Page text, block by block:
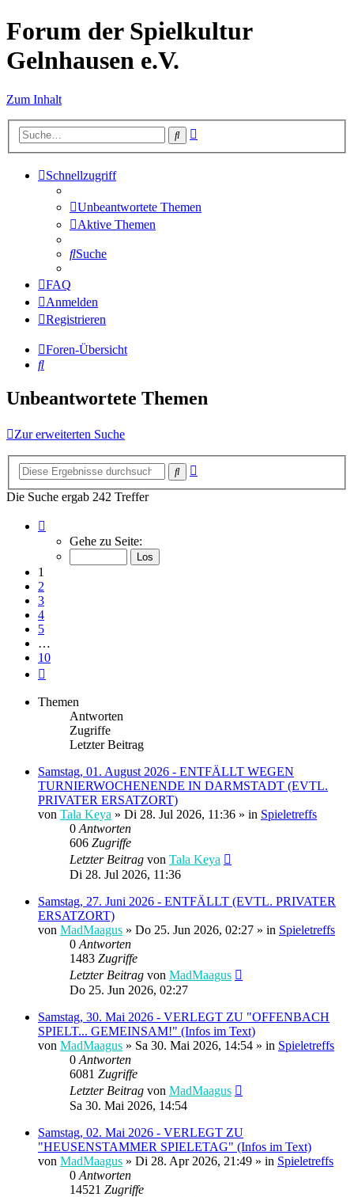
Forum der Spielkultur
Gelnhausen e.V.
Zum Inhalt
Suche
Schnellzugriff
Unbeantwortete Themen
Aktive Themen
Suche
FAQ
Anmelden
Registrieren
Foren-Übersicht
Suche
Unbeantwortete Themen
Zur erweiterten Suche
Suche
Die Suche ergab 242 Treffer
von
Gehe zu Seite:
1
2
3
4
5
…
10
Themen
Antworten
Zugriffe
Letzter Beitrag
Samstag, 01. August 2026 - ENTFÄLLT WEGEN
TURNIERWOCHENENDE IN DARMSTADT (EVTL.
PRIVATER ERSATZORT)
von Tala Keya » Di 28. Jul 2026, 11:36 » in Spieletreffs
0 Antworten
606 Zugriffe
Letzter Beitrag von Tala Keya
Di 28. Jul 2026, 11:36
Samstag, 27. Juni 2026 - ENTFÄLLT (EVTL. PRIVATER
ERSATZORT)
von MadMaagus » Do 25. Jun 2026, 02:27 » in Spieletreffs
0 Antworten
1483 Zugriffe
Letzter Beitrag von MadMaagus
Do 25. Jun 2026, 02:27
Samstag, 30. Mai 2026 - VERLEGT ZU "OFFENBACH
SPIELT... GEMEINSAM!" (Infos im Text)
von MadMaagus » Sa 30. Mai 2026, 14:54 » in Spieletreffs
0 Antworten
6081 Zugriffe
Letzter Beitrag von MadMaagus
Sa 30. Mai 2026, 14:54
Samstag, 02. Mai 2026 - VERLEGT ZU
"HEUSENSTAMMER SPIELETAG" (Infos im Text)
von MadMaagus » Di 28. Apr 2026, 21:49 » in Spieletreffs
0 Antworten
14521 Zugriffe